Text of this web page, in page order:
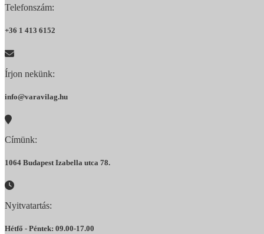
Telefonszám:
+36 1 413 6152
Írjon nekünk:
info@varavilag.hu
Címünk:
1064 Budapest Izabella utca 78.
Nyitvatartás:
Hétfő - Péntek: 09.00-17.00